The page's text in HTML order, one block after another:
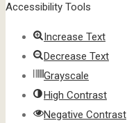
Accessibility Tools
Increase Text
Decrease Text
Grayscale
High Contrast
Negative Contrast